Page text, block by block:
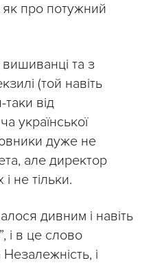
про потужний
та з
(той навіть
від
української
дуже не
але директор
не тільки.
дивним і навіть
і в це слово
і